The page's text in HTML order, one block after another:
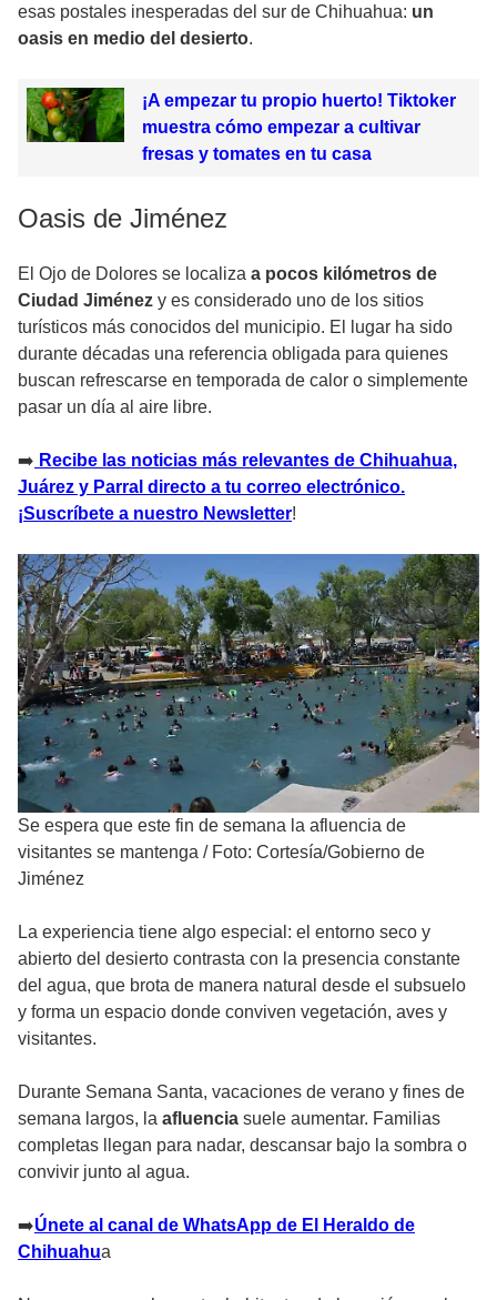
esas postales inesperadas del sur de Chihuahua: un
oasis en medio del desierto.
¡A empezar tu propio huerto! Tiktoker
muestra cómo empezar a cultivar
fresas y tomates en tu casa
Oasis de Jiménez
El Ojo de Dolores se localiza a pocos kilómetros de
Ciudad Jiménez y es considerado uno de los sitios
turísticos más conocidos del municipio. El lugar ha sido
durante décadas una referencia obligada para quienes
buscan refrescarse en temporada de calor o simplemente
pasar un día al aire libre.
➡️ Recibe las noticias más relevantes de Chihuahua,
Juárez y Parral directo a tu correo electrónico.
¡Suscríbete a nuestro Newsletter!
Se espera que este fin de semana la afluencia de
visitantes se mantenga / Foto: Cortesía/Gobierno de
Jiménez
La experiencia tiene algo especial: el entorno seco y
abierto del desierto contrasta con la presencia constante
del agua, que brota de manera natural desde el subsuelo
y forma un espacio donde conviven vegetación, aves y
visitantes.
Durante Semana Santa, vacaciones de verano y fines de
semana largos, la afluencia suele aumentar. Familias
completas llegan para nadar, descansar bajo la sombra o
convivir junto al agua.
➡️Únete al canal de WhatsApp de El Heraldo de
Chihuahua